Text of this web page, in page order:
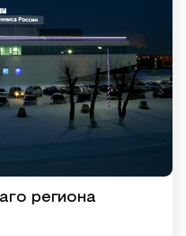
региона